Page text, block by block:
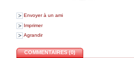
Envoyer à un ami
Imprimer
Agrandir
COMMENTAIRES (0)